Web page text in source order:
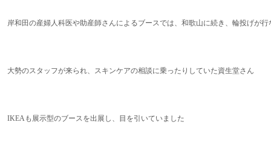
岸和田の産婦人科医や助産師さんによるブースでは、和歌山に続き、輪投げが
大勢のスタッフが来られ、スキンケアの相談に乗ったりしていた資生堂さん
IKEAも展示型のブースを出展し、目を引いていました